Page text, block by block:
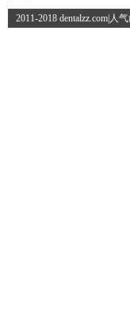
2011-2018 dentalzz.com|